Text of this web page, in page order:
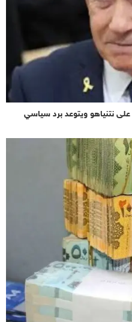
على نتنياهو ويتوعد برد سياسي